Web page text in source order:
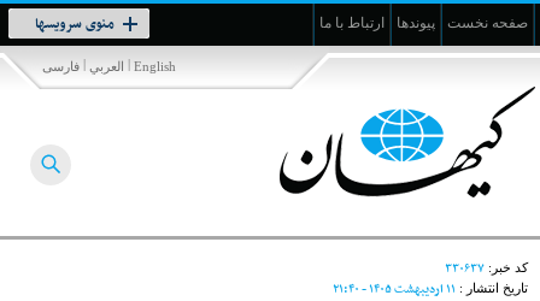
صفحه نخست پیوندها ارتباط با ما منوی سرویسها
Toggle
navigation
فارسی | العربي | English
کد خبر: ۳۳۰۶۳۷
تاریخ انتشار : ۱۱ ارديبهشت ۱۴۰۵ - ۲۱:۴۰